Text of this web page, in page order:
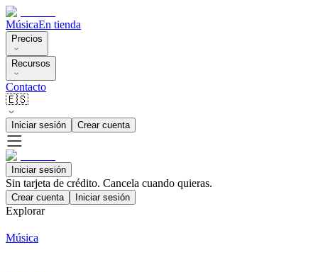
MúsicaEn tienda
Precios
Recursos
Contacto
🇪🇸
Iniciar sesión Crear cuenta
Iniciar sesión
Sin tarjeta de crédito. Cancela cuando quieras.
Crear cuenta Iniciar sesión
Explorar
Música